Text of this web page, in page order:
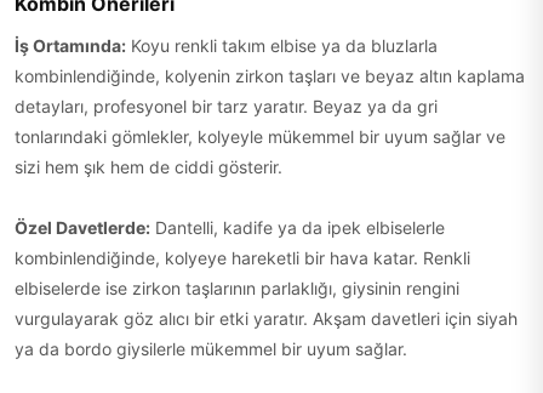
İş Ortamında: Koyu renkli takım elbise ya da bluzlarla
kombinlendiğinde, kolyenin zirkon taşları ve beyaz altın kaplama
detayları, profesyonel bir tarz yaratır. Beyaz ya da gri
tonlarındaki gömlekler, kolyeyle mükemmel bir uyum sağlar ve
sizi hem şık hem de ciddi gösterir.
Özel Davetlerde: Dantelli, kadife ya da ipek elbiselerle
kombinlendiğinde, kolyeye hareketli bir hava katar. Renkli
elbiselerde ise zirkon taşlarının parlaklığı, giysinin rengini
vurgulayarak göz alıcı bir etki yaratır. Akşam davetleri için siyah
ya da bordo giysilerle mükemmel bir uyum sağlar.